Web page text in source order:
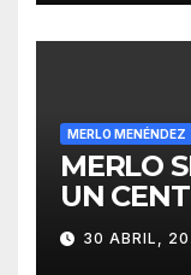
MERLO MENÉNDEZ
MERLO
UN
PARA EL
30 ABRIL,